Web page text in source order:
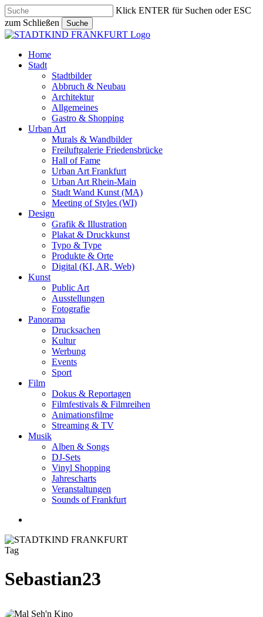
Skip
to
main
content
Klick ENTER für Suchen oder ESC
zum Schließen
Suche
Close
search
Menu
Home
Stadt
Stadtbilder
Abbruch & Neubau
Architektur
Allgemeines
Gastro & Shopping
Urban Art
Murals & Wandbilder
Freiluftgalerie Friedensbrücke
Hall of Fame
Urban Art Frankfurt
Urban Art Rhein-Main
Stadt Wand Kunst (MA)
Meeting of Styles (WI)
Design
Grafik & Illustration
Plakat & Druckkunst
Typo & Type
Produkte & Orte
Digital (KI, AR, Web)
Kunst
Public Art
Ausstellungen
Fotografie
Panorama
Drucksachen
Kultur
Werbung
Events
Sport
Film
Dokus & Reportagen
Filmfestivals & Filmreihen
Animationsfilme
Streaming & TV
Musik
Alben & Songs
DJ-Sets
Vinyl Shopping
Jahrescharts
Veranstaltungen
Sounds of Frankfurt
Tag
Sebastian23